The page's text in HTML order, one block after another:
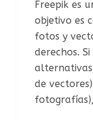
Freepik es
objetivo es
fotos y
derechos.
de